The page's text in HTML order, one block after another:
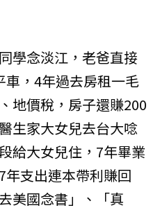
學念淡江，老爸直接
，4年過去房租一毛
地價稅，房子還賺200
生家大女兒去台大唸
給大女兒住，7年畢業
支出連本帶利賺回
美國念書」、「真